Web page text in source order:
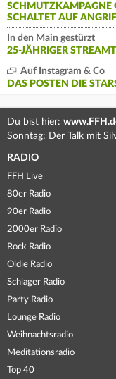
SCHMUTZKAMPAGNE
SCHALTET AUF
In den Main gestürzt
25-JÄHRIGER
Auf Instagram & Co
DAS POSTEN DIE
Du bist hier:
Sonntag: Der Talk mit
RADIO
FFH Live
80er Radio
90er Radio
2000er Radio
Rock Radio
Oldie Radio
Schlager Radio
Party Radio
Lounge Radio
Weihnachtsradio
Meditationsradio
Top 40